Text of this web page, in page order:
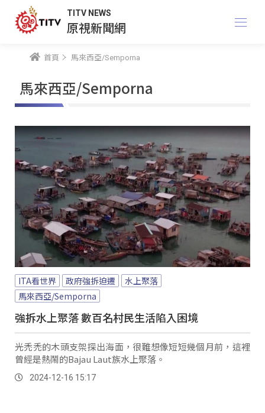
TITV NEWS
原視新聞網
首頁 馬來西亞/Semporna
馬來西亞/Semporna
ITA看世界 政府強拆迫遷
水上聚落
馬來西亞/Semporna
強拆水上聚落 數百名村民生活陷入困境
光禿禿的木頭支架探出海面，很難想像短短幾個月前，這裡
曾經是熱鬧的Bajau Laut族水上聚落。
2024-12-16 15:17